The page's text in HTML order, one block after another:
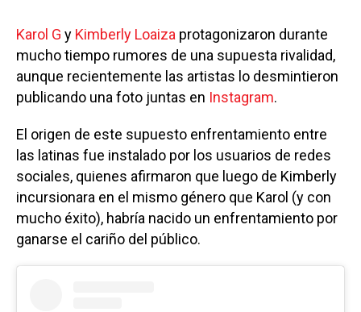
Karol G y Kimberly Loaiza protagonizaron durante
mucho tiempo rumores de una supuesta rivalidad,
aunque recientemente las artistas lo desmintieron
publicando una foto juntas en Instagram.
El origen de este supuesto enfrentamiento entre
las latinas fue instalado por los usuarios de redes
sociales, quienes afirmaron que luego de Kimberly
incursionara en el mismo género que Karol (y con
mucho éxito), habría nacido un enfrentamiento por
ganarse el cariño del público.